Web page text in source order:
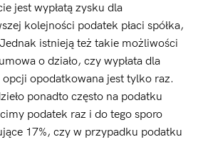
jest wypłatą zysku dla
kolejności podatek płaci spółka,
istnieją też takie możliwości
o działo, czy wypłata dla
opodatkowana jest tylko raz.
ponadto często na podatku
podatek raz i do tego sporo
17%, czy w przypadku podatku